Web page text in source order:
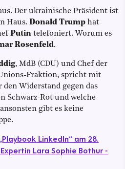
Der ukrainische Präsident ist
Haus. Donald Trump hat
Putin telefoniert. Worum es
Rosenfeld.
, MdB (CDU) und Chef der
Fraktion, spricht mit
den Widerstand gegen das
Schwarz-Rot und welche
gibt es keine
LinkedIn“ am 28.
Lara Sophie Bothur -